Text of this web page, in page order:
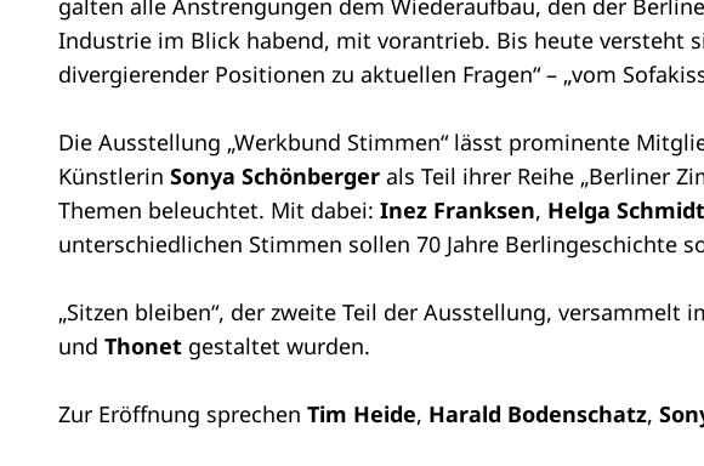
galten alle Anstrengungen dem Wiederaufbau, den der
Industrie im Blick habend, mit vorantrieb. Bis heute versteht
divergierender Positionen zu aktuellen Fragen“ – „vom
Die Ausstellung „Werkbund Stimmen“ lässt prominente
Künstlerin Sonya Schönberger als Teil ihrer Reihe „Berliner
Themen beleuchtet. Mit dabei: Inez Franksen, Helga
unterschiedlichen Stimmen sollen 70 Jahre
„Sitzen bleiben“, der zweite Teil der Ausstellung, versammelt
und Thonet gestaltet wurden.
Zur Eröffnung sprechen Tim Heide, Harald Bodenschatz,